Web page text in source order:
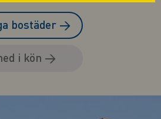
bostäder →
i kön →